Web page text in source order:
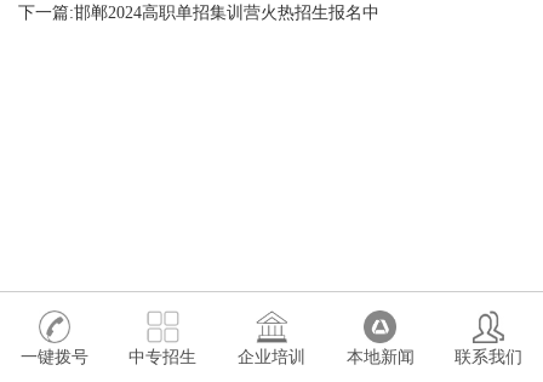
下一篇:邯郸2024高职单招集训营火热招生报名中
一键拨号 中专招生 企业培训 本地新闻 联系我们